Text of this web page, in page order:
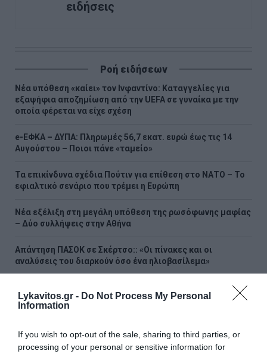
Lykavitos.gr - Do Not Process My Personal
Information
If you wish to opt-out of the sale, sharing to third parties, or
processing of your personal or sensitive information for
ειδήσεις
Ροή ειδήσεων
Νέα υπόθεση «καίει» τον Ινφαντίνο: Καταγγελίες για
εξαψήφια αποζημίωση από την UEFA σε γυναίκα με την
οποία φέρεται να είχε σχέση
e-ΕΦΚΑ – ΔΥΠΑ: Πληρωμές 56,7 εκατ. ευρώ έως τις 14
Αυγούστου – Ποιοι πάνε «ταμείο»
Τα επικίνδυνα σχέδια Πούτιν για επίθεση στο ΝΑΤΟ – Το
εφιαλτικό σενάριο που τρέμει η Ευρώπη
Νέα εξέλιξη στη μεγάλη υπόθεση της ρωσόφωνης μαφίας
– Δύο συλλήψεις στην Αθήνα
Απάντηση ΠΑΣΟΚ σε Σκέρτσο:: «Οι πίνακες και οι
αναλύσεις του διαρκούν όσο ένα ηλιοβασίλεμα»
καύσωνα – Έως 48°C στη Νάπολη
σε σπηλιά κοντά στο εκκλησάκι των Αγίων Ισιδώρων